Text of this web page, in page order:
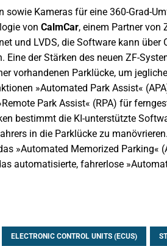
Kameras für eine 360-Grad-
von CalmCar, einem Partner von
und LVDS, die Software kann über
der Stärken des neuen ZF-
vorhandenen Parklücke, um
»Automated Park Assist«
Park Assist« (RPA) für
bestimmt die KI-unterstützte
in die Parklücke zu
»Automated Memorized Parking«
automatisierte, fahrerlose
ELECTRONIC CONTROL UNITS (ECUS)